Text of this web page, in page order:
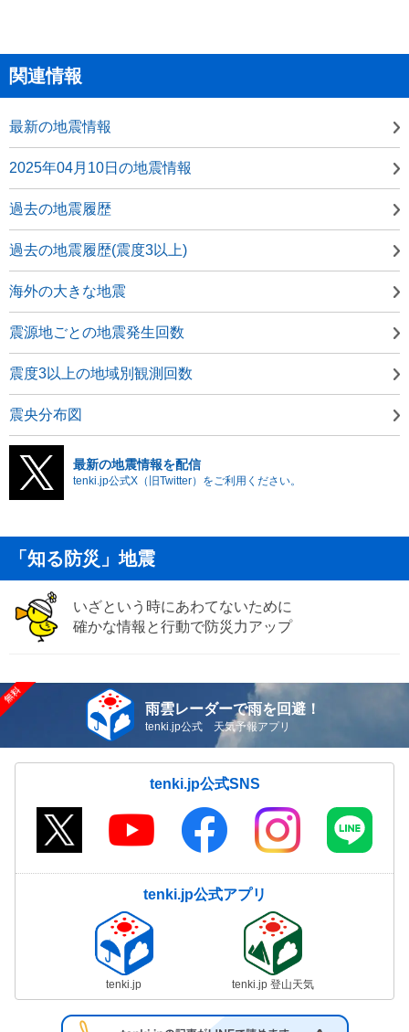
関連情報
最新の地震情報
2025年04月10日の地震情報
過去の地震履歴
過去の地震履歴(震度3以上)
海外の大きな地震
震源地ごとの地震発生回数
震度3以上の地域別観測回数
震央分布図
最新の地震情報を配信
tenki.jp公式X（旧Twitter）をご利用ください。
「知る防災」地震
いざという時にあわてないために
確かな情報と行動で防災力アップ
雨雲レーダーで雨を回避！
tenki.jp公式 天気予報アプリ
tenki.jp公式SNS
tenki.jp公式アプリ
tenki.jp tenki.jp 登山天気